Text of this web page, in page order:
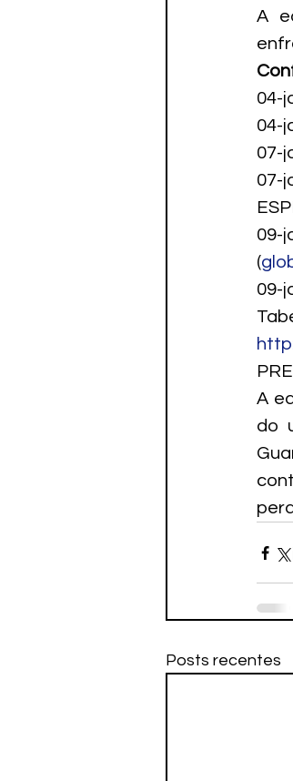
A
04-
04-
07-
07-
09-
(
09-
A
do
Posts recentes